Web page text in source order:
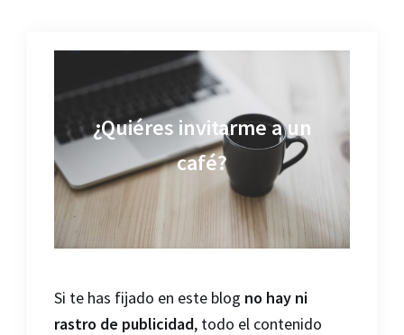
¿Quiéres invitarme a un
café?
Si te has fijado en este blog no hay ni
rastro de publicidad, todo el contenido